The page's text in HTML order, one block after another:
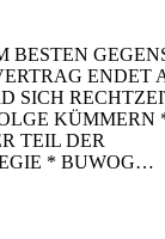
BESTEN
ENDET
SICH
KÜMMERN
TEIL DER
* BUWOG…